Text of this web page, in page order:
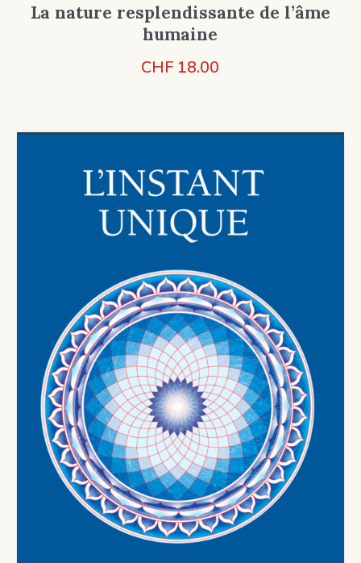
La nature resplendissante de l’âme
humaine
CHF 18.00